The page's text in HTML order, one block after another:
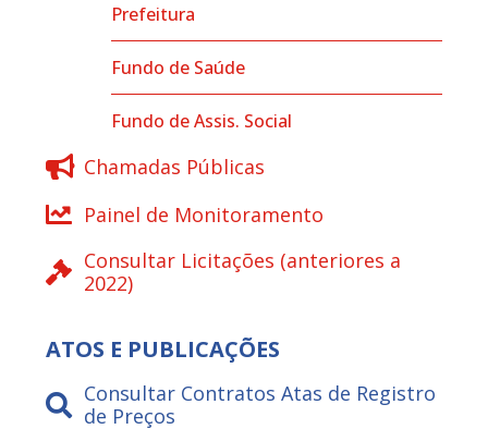
Prefeitura
Fundo de Saúde
Fundo de Assis. Social
Chamadas Públicas
Painel de Monitoramento
Consultar Licitações (anteriores a
2022)
ATOS E PUBLICAÇÕES
Consultar Contratos Atas de Registro
de Preços